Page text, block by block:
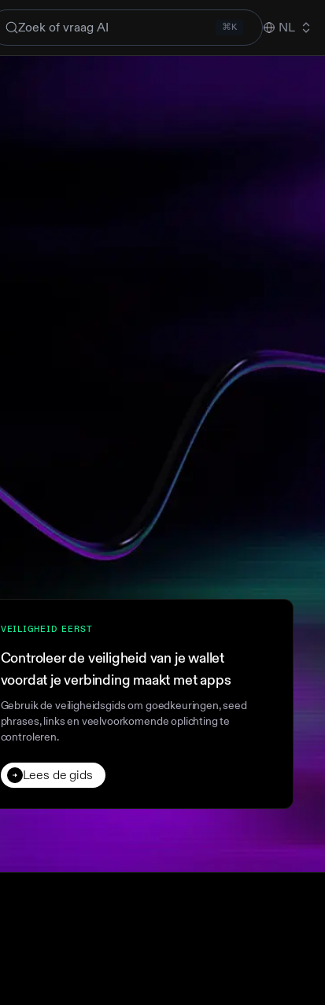
Zoek of vraag AI ⌘K NL
VEILIGHEID EERST
Controleer de veiligheid van je wallet
voordat je verbinding maakt met apps
Gebruik de veiligheidsgids om goedkeuringen, seed
phrases, links en veelvoorkomende oplichting te
controleren.
Lees de gids